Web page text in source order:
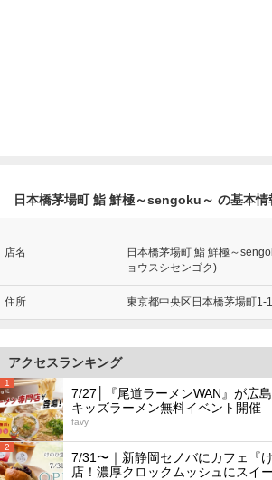
日本橋茅場町 鮨 鮮極～sengoku～ の基本情
店名
日本橋茅場町 鮨 鮮極～
ョウスシセンゴク)
住所 東京都中央区日本橋茅場町1-
アクセスランキング
1
7/27│『尾道ラーメンWAN』が広
キッズラーメン無料イベント開催
favy
2
7/31〜｜新静岡セノバにカフェ『
店！濃厚クロックムッシュにスイ